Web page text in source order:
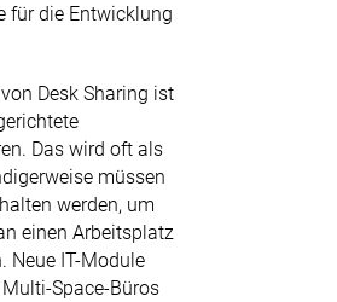
für die Entwicklung
Desk Sharing ist
Das wird oft als
müssen
werden, um
einen Arbeitsplatz
Neue IT-Module
Space-Büros